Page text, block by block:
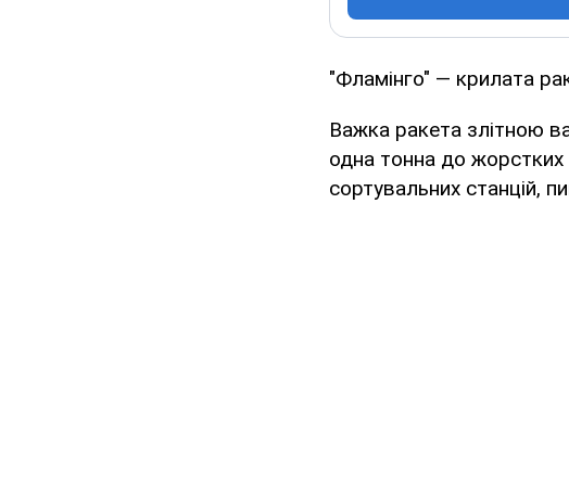
"Фламінго" — крилата
Важка ракета злітною
одна тонна до
сортувальних станцій,